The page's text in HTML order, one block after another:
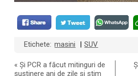
Etichete: masini SUV
«Și PCR a făcut mitinguri de
susținere ani de zile și știm